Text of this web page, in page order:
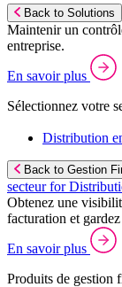
Back to Solutions
Maintenir un
entreprise.
En savoir plus
Sélectionnez votre
Distribution
Back to Gestion
secteur for
Obtenez une
facturation et
En savoir plus
Produits de gestion